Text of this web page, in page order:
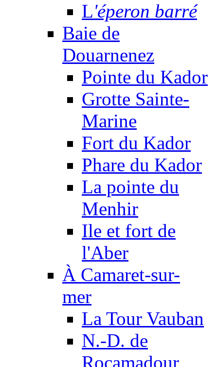
L'éperon barré
Baie de
Douarnenez
Pointe du Kador
Grotte Sainte-
Marine
Fort du Kador
Phare du Kador
La pointe du
Menhir
Ile et fort de
l'Aber
À Camaret-sur-
mer
La Tour Vauban
N.-D. de
Rocamadour